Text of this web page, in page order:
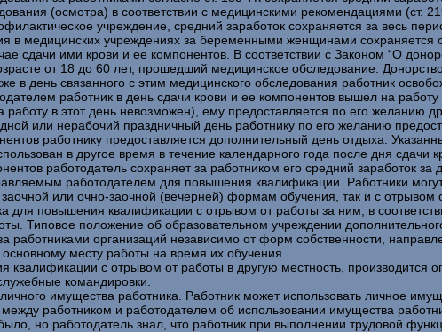
(осмотра) в соответствии с медицинскими рекомендациями (ст.
учреждение, средний заработок сохраняется за весь
в медицинских учреждениях за беременными женщинами сохраняется
сдачи ими крови и ее компонентов. В соответствии с Законом “О
от 18 до 60 лет, прошедший медицинское обследование.
в день связанного с этим медицинского обследования работник
работник в день сдачи крови и ее компонентов вышел на
работу в этот день невозможен), ему предоставляется по его желанию
или нерабочий праздничный день работнику по его желанию
работнику предоставляется дополнительный день отдыха.
в другое время в течение календарного года после дня сдачи
работодатель сохраняет за работником его средний заработок
работодателем для повышения квалификации. Работники
или очно-заочной (вечерней) формам обучения, так и с отрывом
для повышения квалификации с отрывом от работы за ним, в
Типовое положение об образовательном учреждении
работниками организаций независимо от форм собственности,
месту работы на время их обучения.
с отрывом от работы в другую местность, производится
командировки.
имущества работника. Работник может использовать личное
работником и работодателем об использовании имущества
но работодатель знал, что работник при выполнении трудовой